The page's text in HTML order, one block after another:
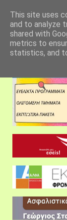
This site uses
and to analyze
shared with
metrics to
statistics, and